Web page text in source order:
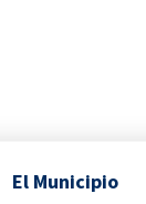
El Municipio